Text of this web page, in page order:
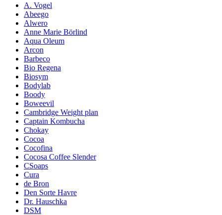
A. Vogel
Abeego
Alwero
Anne Marie Börlind
Aqua Oleum
Arcon
Barbeco
Bio Regena
Biosym
Bodylab
Boody
Boweevil
Cambridge Weight plan
Captain Kombucha
Chokay
Cocoa
Cocofina
Cocosa Coffee Slender
CSoaps
Cura
de Bron
Den Sorte Havre
Dr. Hauschka
DSM